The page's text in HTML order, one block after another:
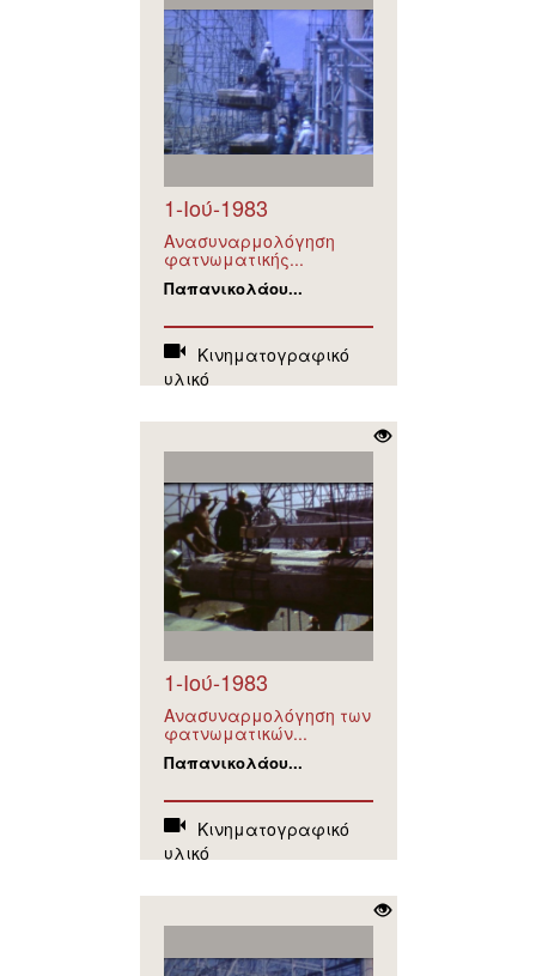
1-Ιού-1983
Ανασυναρμολόγηση
φατνωματικής...
Παπανικολάου...
Κινηματογραφικό
υλικό
1-Ιού-1983
Ανασυναρμολόγηση των
φατνωματικών...
Παπανικολάου...
Κινηματογραφικό
υλικό